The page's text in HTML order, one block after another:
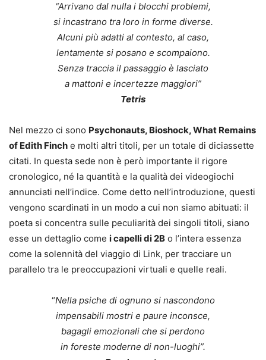
“Arrivano dal nulla i blocchi problemi,
si incastrano tra loro in forme diverse.
Alcuni più adatti al contesto, al caso,
lentamente si posano e scompaiono.
Senza traccia il passaggio è lasciato
a mattoni e incertezze maggiori”
Tetris
Nel mezzo ci sono Psychonauts, Bioshock, What Remains
of Edith Finch e molti altri titoli, per un totale di diciassette
citati. In questa sede non è però importante il rigore
cronologico, né la quantità e la qualità dei videogiochi
annunciati nell’indice. Come detto nell’introduzione, questi
vengono scardinati in un modo a cui non siamo abituati: il
poeta si concentra sulle peculiarità dei singoli titoli, siano
esse un dettaglio come i capelli di 2B o l’intera essenza
come la solennità del viaggio di Link, per tracciare un
parallelo tra le preoccupazioni virtuali e quelle reali.
“Nella psiche di ognuno si nascondono
impensabili mostri e paure inconsce,
bagagli emozionali che si perdono
in foreste moderne di non-luoghi”.